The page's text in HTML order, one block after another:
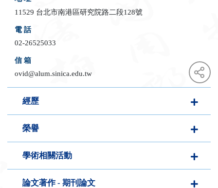
11529 台北市南港區研究院路二段128號
電 話
02-26525033
信 箱
ovid@alum.sinica.edu.tw
經歷
榮譽
學術相關活動
論文著作 - 期刊論文